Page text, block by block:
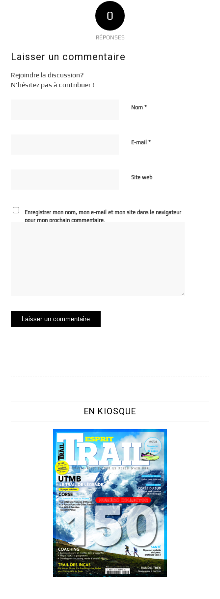
0
RÉPONSES
Laisser un commentaire
Rejoindre la discussion?
N’hésitez pas à contribuer !
Nom*
E-mail*
Site web
Enregistrer mon nom, mon e-mail et mon site dans le navigateur
pour mon prochain commentaire.
EN KIOSQUE